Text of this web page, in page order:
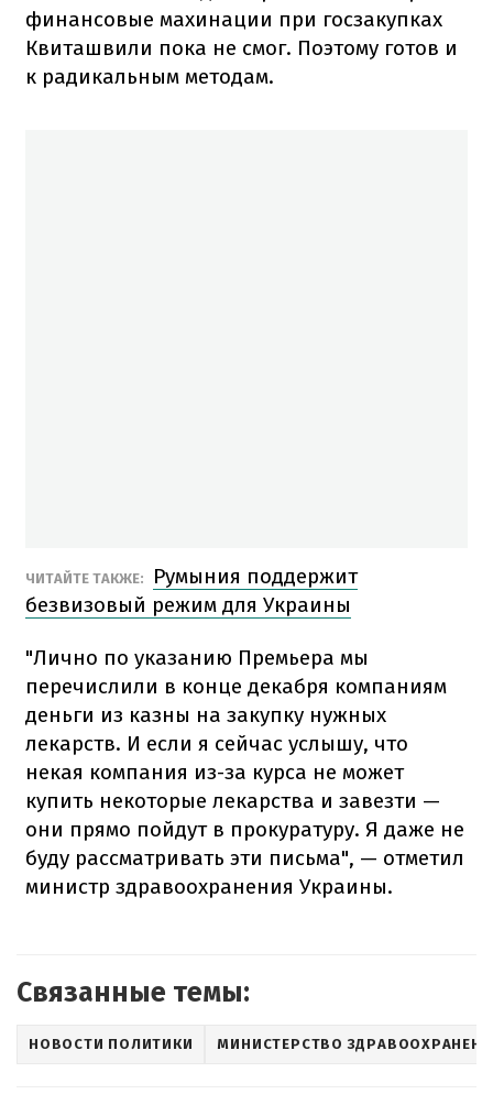
финансовые махинации при госзакупках
Квиташвили пока не смог. Поэтому готов и
к радикальным методам.
ЧИТАЙТЕ ТАКЖЕ:
Румыния поддержит
безвизовый режим для Украины
"Лично по указанию Премьера мы
перечислили в конце декабря компаниям
деньги из казны на закупку нужных
лекарств. И если я сейчас услышу, что
некая компания из-за курса не может
купить некоторые лекарства и завезти —
они прямо пойдут в прокуратуру. Я даже не
буду рассматривать эти письма", — отметил
министр здравоохранения Украины.
Связанные темы:
НОВОСТИ ПОЛИТИКИ МИНИСТЕРСТВО